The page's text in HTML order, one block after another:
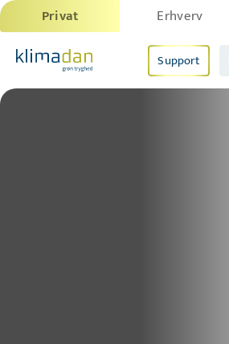
Privat Erhverv
Support